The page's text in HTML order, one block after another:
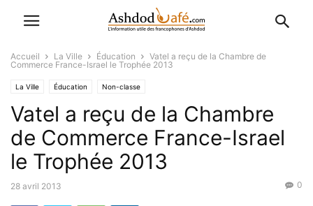
Accueil La Ville Éducation
Vatel a reçu de la Chambre de
Commerce France-Israel le Trophée 2013
La Ville Éducation Non-classe
Vatel a reçu de la Chambre
de Commerce France-Israel
le Trophée 2013
28 avril 2013 0